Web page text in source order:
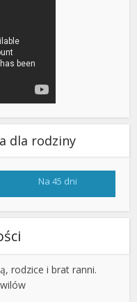
dla rodziny
Na 45 dni
rodzice i brat ranni.